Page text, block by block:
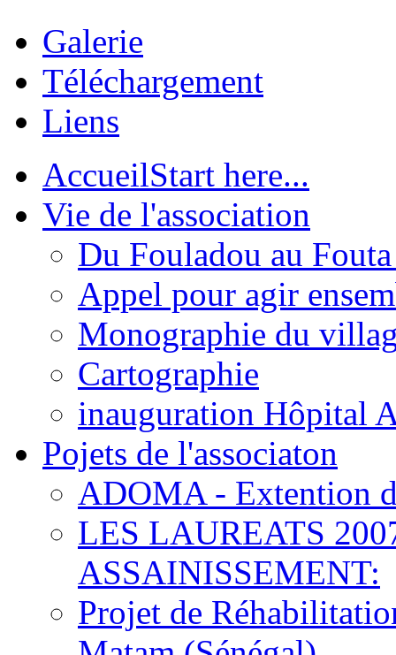
Galerie
Téléchargement
Liens
AccueilStart here...
Vie de l'association
Du Fouladou au
Appel pour agir
Monographie du
Cartographie
inauguration Hôpital
Pojets de l'associaton
ADOMA - Extention
LES LAUREATS
ASSAINISSEMENT:
Projet de